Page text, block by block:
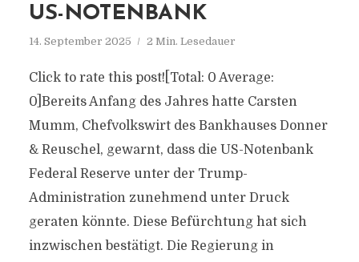
US-NOTENBANK
14. September 2025 2 Min. Lesedauer
Click to rate this post![Total: 0 Average:
0]Bereits Anfang des Jahres hatte Carsten
Mumm, Chefvolkswirt des Bankhauses Donner
& Reuschel, gewarnt, dass die US-Notenbank
Federal Reserve unter der Trump-
Administration zunehmend unter Druck
geraten könnte. Diese Befürchtung hat sich
inzwischen bestätigt. Die Regierung in